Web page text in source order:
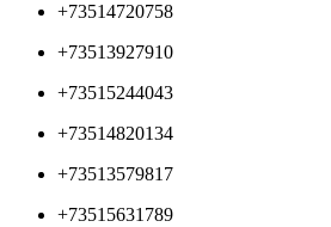
+73514720758
+73513927910
+73515244043
+73514820134
+73513579817
+73515631789